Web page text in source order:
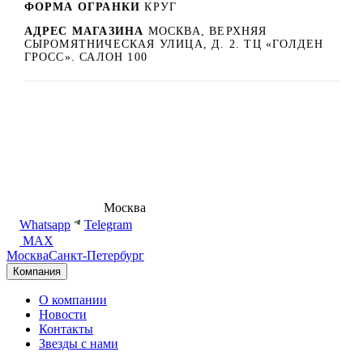
ФОРМА ОГРАНКИ КРУГ
АДРЕС МАГАЗИНА МОСКВА, ВЕРХНЯЯ
СЫРОМЯТНИЧЕСКАЯ УЛИЦА, Д. 2. ТЦ «ГОЛДЕН
ГРОСС». САЛОН 100
Москва
Whatsapp
Telegram
MAX
МоскваСанкт-Петербург
Компания
О компании
Новости
Контакты
Звезды с нами